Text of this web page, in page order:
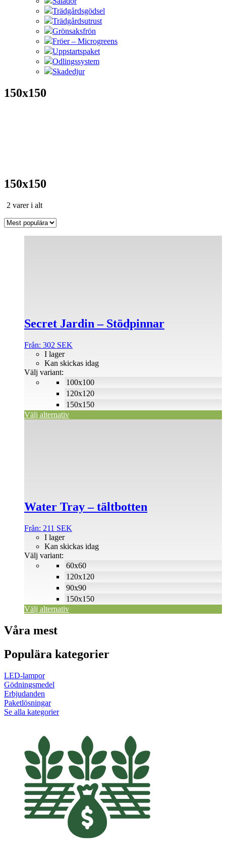
Trädgårdsgödsel
Trädgårdsutrust
Grönsaksfrön
Fröer – Microgreens
Uppstartspaket
Odlingssystem
Skadedjur
150x150
150x150
2 varer i altSortera
popularitet
Secret Jardin – Stödpinnar
Från: 302 SEK
100x100
120x120
150x150
I lager
Kan skickas idag
Välj variant:
Välj alternativ
kan
väljas
produktsidan
Water Tray – tältbotten
Från: 211 SEK
60x60
120x120
90x90
150x150
I lager
Kan skickas idag
Välj variant:
Välj alternativ
kan
väljas
produktsidan
Våra mest
Populära kategorier
LED-lampor
Gödningsmedel
Erbjudanden
Paketlösningar
Se alla kategorier